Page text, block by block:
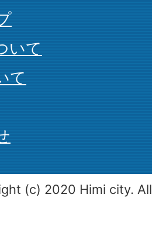
いて
て
(c) 2020 Himi city.